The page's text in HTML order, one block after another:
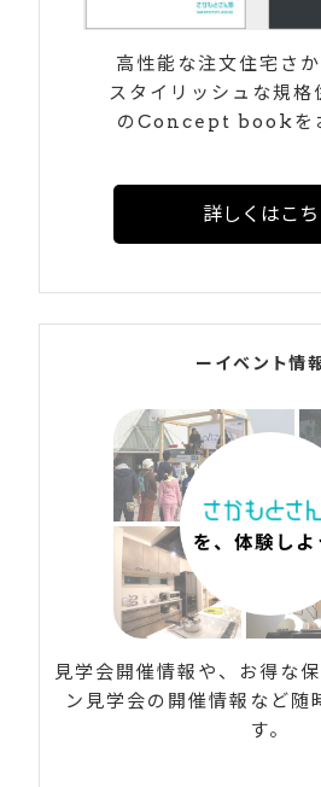
高性能な注文住宅さ
スタイリッシュな規
のConcept bookをお
詳しくはこち
ーイベント情
見学会開催情報や、お得な
ン見学会の開催情報など随
す。